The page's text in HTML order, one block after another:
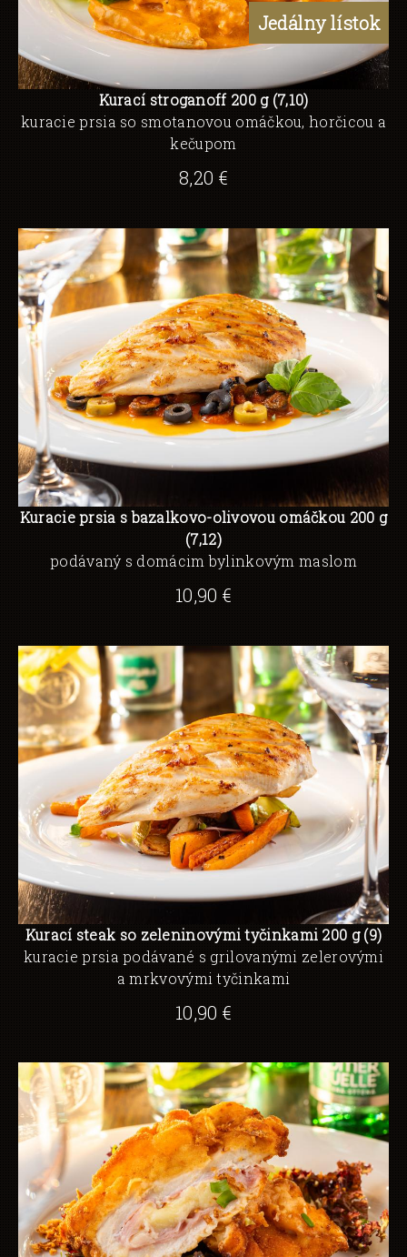
Kurací stroganoff 200 g (7,10)
kuracie prsia so smotanovou omáčkou, horčicou a
kečupom
8,20 €
Kuracie prsia s bazalkovo-olivovou omáčkou 200 g
(7,12)
podávaný s domácim bylinkovým maslom
10,90 €
Kurací steak so zeleninovými tyčinkami 200 g (9)
kuracie prsia podávané s grilovanými zelerovými
a mrkvovými tyčinkami
10,90 €